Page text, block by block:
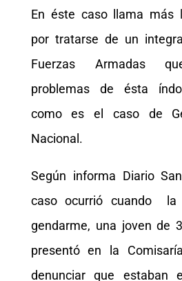
En éste caso llama más
por tratarse de un
Fuerzas Armadas
problemas de ésta
como es el caso de
Nacional.
Según informa Diario
caso ocurrió cuando la
gendarme, una joven de
presentó en la
denunciar que estaban